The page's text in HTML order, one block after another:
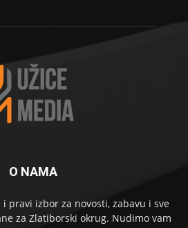
O NAMA
pravi izbor za novosti, zabavu i sve
za Zlatiborski okrug. Nudimo vam